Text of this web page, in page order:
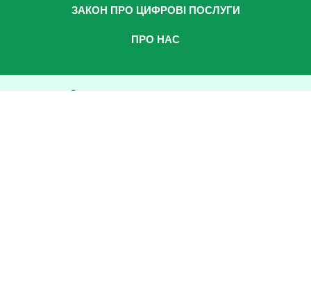
ЗАКОН ПРО ЦИФРОВІ ПОСЛУГИ
ПРО НАС